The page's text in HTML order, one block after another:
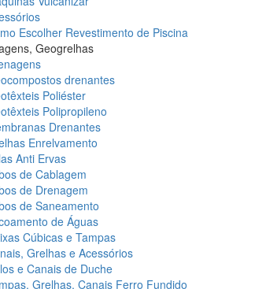
Escolher Revestimento de Piscina
Geogrelhas
drenantes
Poliéster
Polipropileno
Drenantes
Enrelvamento
Anti Ervas
de Cablagem
de Drenagem
de Saneamento
de Águas
Cúbicas e Tampas
Grelhas e Acessórios
e Canais de Duche
Grelhas, Canais Ferro Fundido